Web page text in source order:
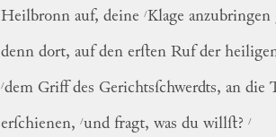
Heilbronn auf, deine /Klage
denn dort, auf den erſten Ruf der
/dem Griff des Gerichtsſchwerdts, an die
erſchienen, /und fragt, was du willſt? /